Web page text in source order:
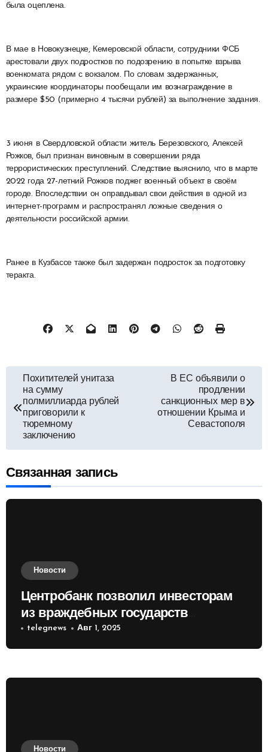
была оцеплена.
В мае в Новокузнецке, Кемеровской области, сотрудники ФСБ
арестовали двух подростков по подозрению в попытке взрыва
военкомата рядом с вокзалом. По словам задержанных,
украинские координаторы пообещали им вознаграждение в
размере $50 (примерно 4 тысячи рублей) за выполнение задания.
3 июня в Свердловской области житель Березовского, Алексей
Рожков, был признан виновным в совершении ряда
террористических преступлений. Следствие выяснило, что в марте
2022 года 27-летний Рожков поджег военный объект в своём
городе. Впоследствии он оправдывал свои действия в одной из
интернет-программ и распространял ложные сведения о
деятельности российской армии.
Ранее в Кузбассе также был задержан подросток за подготовку
теракта.
Навигация
по
записям
Похитителей унитаза
на сумму
полмиллиарда рублей
приговорили к
тюремному
заключению
В ЕС объявили о
продлении
санкционных мер в
отношении Крыма и
Севастополя
Связанная запись
Новости
Центробанк позволил инвесторам
из враждебных государств
приобретать валюту
telegnews Авг 1, 2025
Новости